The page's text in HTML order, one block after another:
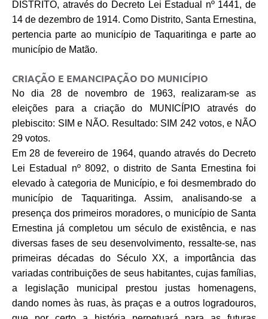
DISTRITO, através do Decreto Lei Estadual nº 1441, de
14 de dezembro de 1914. Como Distrito, Santa Ernestina,
pertencia parte ao município de Taquaritinga e parte ao
município de Matão.
CRIAÇÃO E EMANCIPAÇÃO DO MUNICÍPIO
No dia 28 de novembro de 1963, realizaram-se as
eleições para a criação do MUNICÍPIO através do
plebiscito: SIM e NÃO. Resultado: SIM 242 votos, e NÃO
29 votos.
Em 28 de fevereiro de 1964, quando através do Decreto
Lei Estadual nº 8092, o distrito de Santa Ernestina foi
elevado à categoria de Município, e foi desmembrado do
município de Taquaritinga. Assim, analisando-se a
presença dos primeiros moradores, o município de Santa
Ernestina já completou um século de existência, e nas
diversas fases de seu desenvolvimento, ressalte-se, nas
primeiras décadas do Século XX, a importância das
variadas contribuições de seus habitantes, cujas famílias,
a legislação municipal prestou justas homenagens,
dando nomes às ruas, às praças e a outros logradouros,